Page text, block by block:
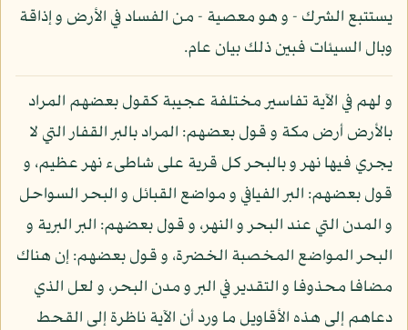
يستتبع الشرك - و هو معصية - من الفساد في الأرض و إذاقة
وبال السيئات فبين ذلك بيان عام.
و لهم في الآية تفاسير مختلفة عجيبة كقول بعضهم المراد
بالأرض أرض مكة و قول بعضهم: المراد بالبر القفار التي لا
يجري فيها نهر و بالبحر كل قرية على شاطىء نهر عظيم، و
قول بعضهم: البر الفيافي و مواضع القبائل و البحر السواحل
و المدن التي عند البحر و النهر، و قول بعضهم: البر البرية و
البحر المواضع المخصبة الخضرة، و قول بعضهم: إن هناك
مضافا محذوفا و التقدير في البر و مدن البحر، و لعل الذي
دعاهم إلى هذه الأقاويل ما ورد أن الآية ناظرة إلى القحط